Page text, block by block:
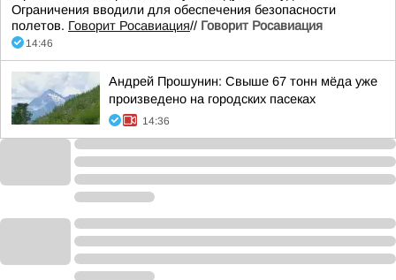
Ограничения вводили для обеспечения безопасности
полетов. Говорит Росавиация// Говорит Росавиация
14:46
Андрей Прошунин: Свыше 67 тонн мёда уже
произведено на городских пасеках
14:36